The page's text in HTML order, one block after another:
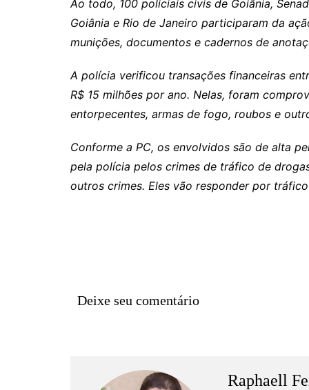
Uirapuru
Ao todo, 100 policiais civis de Goiânia,
Goiânia e Rio de Janeiro participaram da
munições, documentos e cadernos de
A polícia verificou transações financeiras
R$ 15 milhões por ano. Nelas, foram
entorpecentes, armas de fogo, roubos e
Conforme a PC, os envolvidos são de alta
pela polícia pelos crimes de tráfico de
outros crimes. Eles vão responder por
Deixe seu comentário
Raphaell